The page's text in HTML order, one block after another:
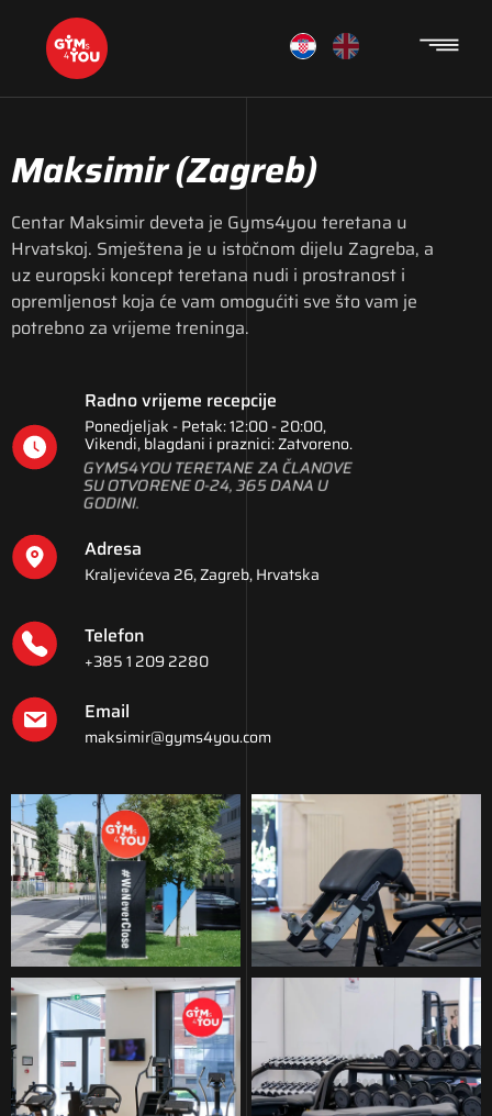
Maksimir(Zagreb)
Centar Maksimir deveta je Gyms4you teretana u
Hrvatskoj. Smještena je u istočnom dijelu Zagreba, a
uz europski koncept teretana nudi i prostranost i
opremljenost koja će vam omogućiti sve što vam je
potrebno za vrijeme treninga.
Radno vrijeme recepcije
Ponedjeljak - Petak: 12:00 - 20:00,
Vikendi, blagdani i praznici: Zatvoreno.
GYMS4YOU TERETANE ZA ČLANOVE
SU OTVORENE 0-24, 365 DANA U
GODINI.
Adresa
Kraljevićeva 26, Zagreb, Hrvatska
Telefon
+385 1 209 2280
Email
maksimir@gyms4you.com